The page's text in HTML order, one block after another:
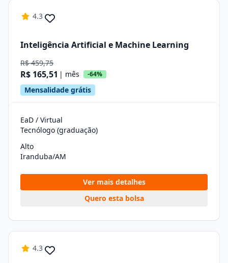
4.3
Inteligência Artificial e Machine Learning
R$ 459,75
R$ 165,51 | mês -64%
Mensalidade grátis
EaD / Virtual
Tecnólogo (graduação)
Alto
Iranduba/AM
Ver mais detalhes
Quero esta bolsa
4.3